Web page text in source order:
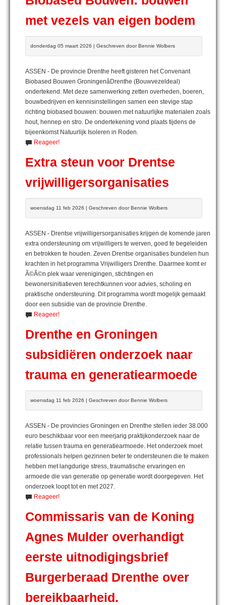
met vezels van eigen bodem
donderdag 05 maart 2026 | Geschreven door Bennie Wolbers
ASSEN - De provincie Drenthe heeft gisteren het Convenant
Biobased Bouwen GroningenâDrenthe (Bouwvezeldeal)
ondertekend. Met deze samenwerking zetten overheden, boeren,
bouwbedrijven en kennisinstellingen samen een stevige stap
richting biobased bouwen: bouwen met natuurlijke materialen zoals
hout, hennep en stro. De ondertekening vond plaats tijdens de
bijeenkomst Natuurlijk Isoleren in Roden.
Reageer!
Extra steun voor Drentse
vrijwilligersorganisaties
woensdag 11 feb 2026 | Geschreven door Bennie Wolbers
ASSEN - Drentse vrijwilligersorganisaties krijgen de komende jaren
extra ondersteuning om vrijwilligers te werven, goed te begeleiden
en betrokken te houden. Zeven Drentse organisaties bundelen hun
krachten in het programma Vrijwilligers Drenthe. Daarmee komt er
Ã©Ã©n plek waar verenigingen, stichtingen en
bewonersinitiatieven terechtkunnen voor advies, scholing en
praktische ondersteuning. Dit programma wordt mogelijk gemaakt
door een subsidie van de provincie Drenthe.
Reageer!
Drenthe en Groningen
subsidiëren onderzoek naar
trauma en generatiearmoede
woensdag 11 feb 2026 | Geschreven door Bennie Wolbers
ASSEN - De provincies Groningen en Drenthe stellen ieder 38.000
euro beschikbaar voor een meerjarig praktijkonderzoek naar de
relatie tussen trauma en generatiearmoede. Het onderzoek moet
professionals helpen gezinnen beter te ondersteunen die te maken
hebben met langdurige stress, traumatische ervaringen en
armoede die van generatie op generatie wordt doorgegeven. Het
onderzoek loopt tot en met 2027.
Reageer!
Commissaris van de Koning
Agnes Mulder overhandigt
eerste uitnodigingsbrief
Burgerberaad Drenthe over
bereikbaarheid.